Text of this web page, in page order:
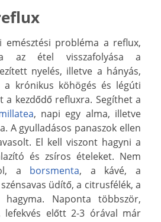
emésztési probléma a reflux,
az étel visszafolyása a
nyelés, illetve a hányás,
a krónikus köhögés és légúti
a kezdődő refluxra. Segíthet a
, napi egy alma, illetve
A gyulladásos panaszok ellen
El kell viszont hagyni a
és zsíros ételeket. Nem
a borsmenta, a kávé, a
üdítő, a citrusfélék, a
Naponta többször,
lefekvés előtt 2-3 órával már